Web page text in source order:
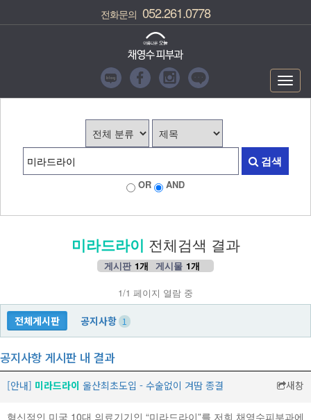
전화문의 052.261.0778
검색
OR AND
미라드라이 전체검색 결과
게시판 1개 게시물 1개
1/1 페이지 열람 중
전체게시판 공지사항 1
공지사항 게시판 내 결과
[안내] 미라드라이 울산최초도입 - 수술없이 겨땀 종결 새창
혁신적인 미국 10대 의료기기인 “미라드라이”를 저희 채영수피부과에